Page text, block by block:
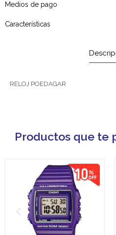
Medios de pago
Características
RELOJ POEDAGAR
Productos que te